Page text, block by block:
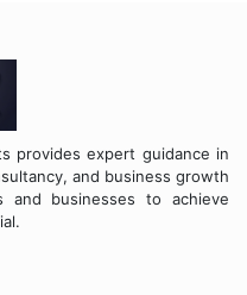
provides expert guidance in
and business growth
and businesses to achieve